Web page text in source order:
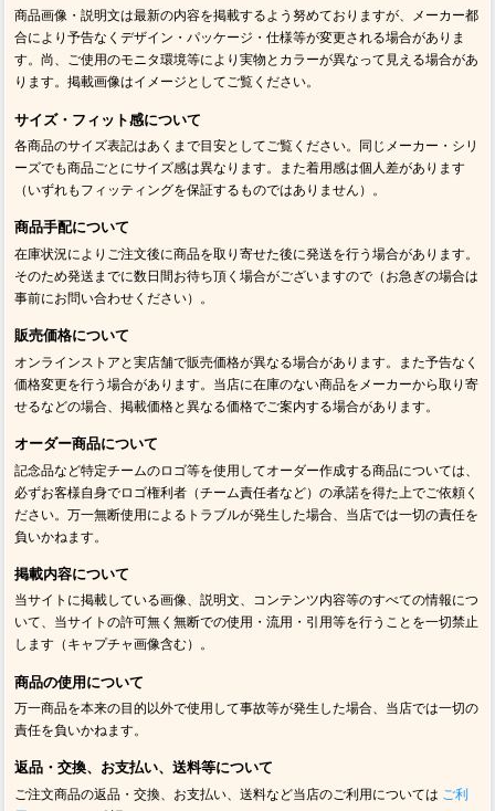
商品画像・説明文は最新の内容を掲載するよう努めておりますが、メーカー都
合により予告なくデザイン・パッケージ・仕様等が変更される場合がありま
す。尚、ご使用のモニタ環境等により実物とカラーが異なって見える場合があ
ります。掲載画像はイメージとしてご覧ください。
サイズ・フィット感について
各商品のサイズ表記はあくまで目安としてご覧ください。同じメーカー・シリ
ーズでも商品ごとにサイズ感は異なります。また着用感は個人差があります
（いずれもフィッティングを保証するものではありません）。
商品手配について
在庫状況によりご注文後に商品を取り寄せた後に発送を行う場合があります。
そのため発送までに数日間お待ち頂く場合がございますので（お急ぎの場合は
事前にお問い合わせください）。
販売価格について
オンラインストアと実店舗で販売価格が異なる場合があります。また予告なく
価格変更を行う場合があります。当店に在庫のない商品をメーカーから取り寄
せるなどの場合、掲載価格と異なる価格でご案内する場合があります。
オーダー商品について
記念品など特定チームのロゴ等を使用してオーダー作成する商品については、
必ずお客様自身でロゴ権利者（チーム責任者など）の承諾を得た上でご依頼く
ださい。万一無断使用によるトラブルが発生した場合、当店では一切の責任を
負いかねます。
掲載内容について
当サイトに掲載している画像、説明文、コンテンツ内容等のすべての情報につ
いて、当サイトの許可無く無断での使用・流用・引用等を行うことを一切禁止
します（キャプチャ画像含む）。
商品の使用について
万一商品を本来の目的以外で使用して事故等が発生した場合、当店では一切の
責任を負いかねます。
返品・交換、お支払い、送料等について
ご注文商品の返品・交換、お支払い、送料など当店のご利用については ご利